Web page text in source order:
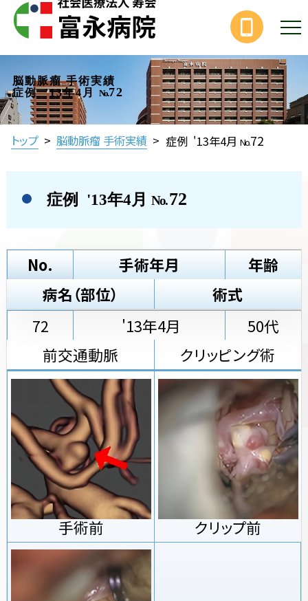
脳動脈瘤 手術実績
症例 '13年4月
No.72
トップ > 脳動脈瘤 手術実績 > 症例 '13年4月 No.72
症例 '13年4月 No.72
No. 手術年月
年齢
病名（部位）
術式
72
'13年4月
50代
前交通動脈
クリッピング術
手術前 クリップ前